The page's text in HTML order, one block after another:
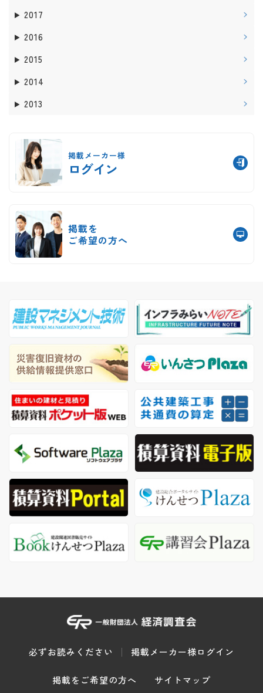
2017
2016
2015
2014
2013
掲載メーカー様
ログイン
掲載を
ご希望の方へ
必ずお読みください 掲載メーカー様ログイン
掲載をご希望の方へ サイトマップ